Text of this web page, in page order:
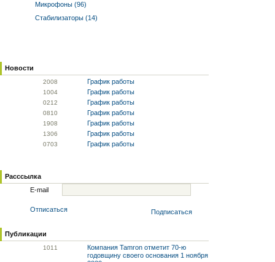
Микрофоны (96)
Стабилизаторы (14)
Новости
2008 График работы
1004 График работы
0212 График работы
0810 График работы
1908 График работы
1306 График работы
0703 График работы
Расссылка
E-mail
Отписаться Подписаться
Публикации
1011
Компания Tamron отметит 70-ю
годовщину своего основания 1 ноября